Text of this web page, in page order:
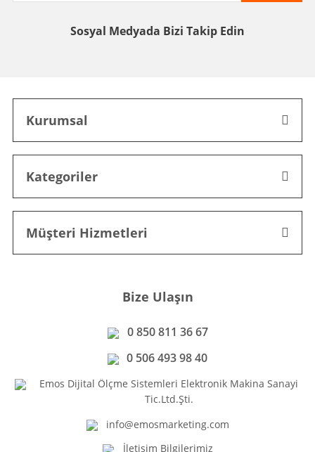
Sosyal Medyada Bizi Takip Edin
Kurumsal
Kategoriler
Müşteri Hizmetleri
Bize Ulaşın
0 850 811 36 67
0 506 493 98 40
Emos Dijital Ölçme Sistemleri Elektronik Makina Sanayi
Tic.Ltd.Şti.
info@emosmarketing.com
İletişim Bilgilerimiz